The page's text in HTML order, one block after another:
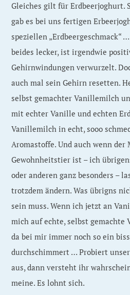
Gleiches gilt für Erdbeerjoghurt.
gab es bei uns fertigen
speziellen „Erdbeergeschmack“
beides lecker, ist irgendwie
Gehirnwindungen verwurzelt.
auch mal sein Gehirn resetten.
selbst gemachter Vanillemilch
mit echter Vanille und echten
Vanillemilch in echt, sooo
Aromastoffe. Und auch wenn der
Gewohnheitstier ist – ich
oder anderen ganz besonders –
trotzdem ändern. Was übrigns
sein muss. Wenn ich jetzt an
mich auf echte, selbst gemachte
da bei mir immer noch so ein
durchschimmert … Probiert
aus, dann versteht ihr
meine. Es lohnt sich.